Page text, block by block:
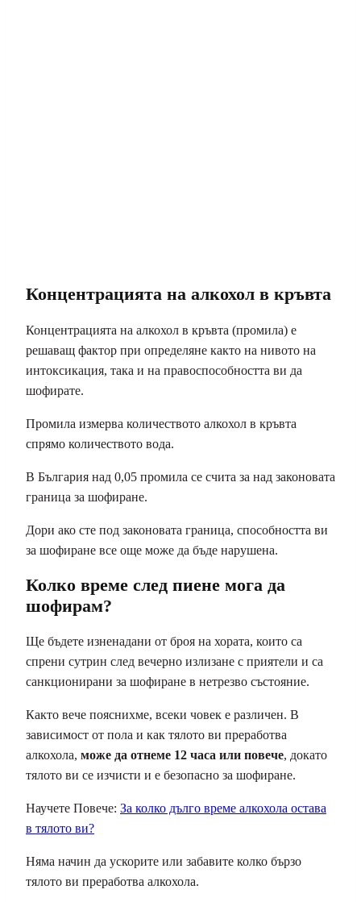
Концентрацията на алкохол в кръвта
Концентрацията на алкохол в кръвта (промила) е
решаващ фактор при определяне както на нивото на
интоксикация, така и на правоспособността ви да
шофирате.
Промила измерва количеството алкохол в кръвта
спрямо количеството вода.
В България над 0,05 промила се счита за над законовата
граница за шофиране.
Дори ако сте под законовата граница, способността ви
за шофиране все още може да бъде нарушена.
Колко време след пиене мога да
шофирам?
Ще бъдете изненадани от броя на хората, които са
спрени сутрин след вечерно излизане с приятели и са
санкционирани за шофиране в нетрезво състояние.
Както вече пояснихме, всеки човек е различен. В
зависимост от пола и как тялото ви преработва
алкохола, може да отнеме 12 часа или повече, докато
тялото ви се изчисти и е безопасно за шофиране.
Научете Повече: За колко дълго време алкохола остава
в тялото ви?
Няма начин да ускорите или забавите колко бързо
тялото ви преработва алкохола.